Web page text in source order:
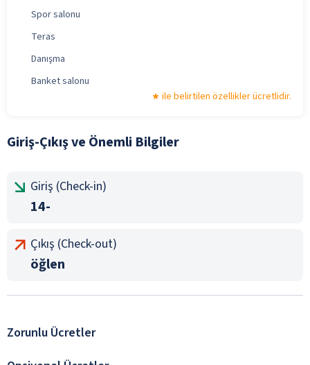
Spor salonu
Teras
Danışma
Banket salonu
ile belirtilen özellikler ücretlidir.
Giriş-Çıkış ve Önemli Bilgiler
Giriş (Check-in)
14-
Çıkış (Check-out)
öğlen
Zorunlu Ücretler